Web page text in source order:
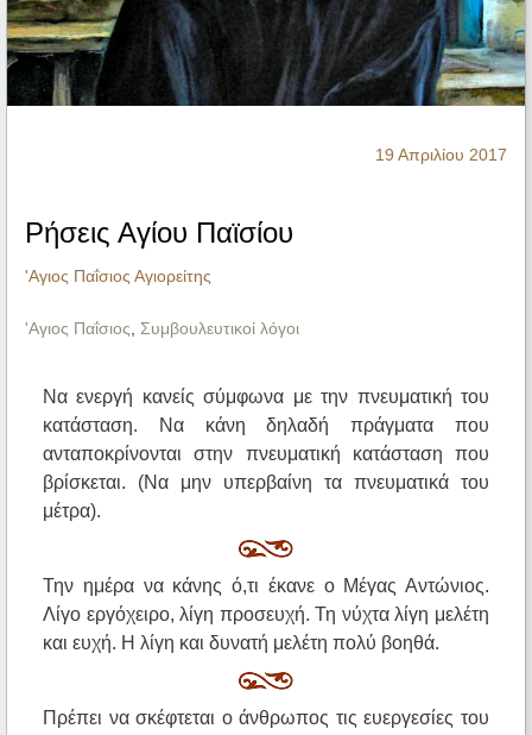
Ηχητικά
19 Απριλίου 2017
Ρήσεις Αγίου Παϊσίου
'Αγιος Παΐσιος Αγιορείτης
'Αγιος Παΐσιος, Συμβουλευτικοί λόγοι
Να ενεργή κανείς σύμφωνα με την πνευματική του
κατάσταση. Να κάνη δηλαδή πράγματα που
ανταποκρίνονται στην πνευματική κατάσταση που
βρίσκεται. (Να μην υπερβαίνη τα πνευματικά του
μέτρα).
Την ημέρα να κάνης ό,τι έκανε ο Μέγας Αντώνιος.
Λίγο εργόχειρο, λίγη προσευχή. Τη νύχτα λίγη μελέτη
και ευχή. Η λίγη και δυνατή μελέτη πολύ βοηθά.
Πρέπει να σκέφτεται ο άνθρωπος τις ευεργεσίες του